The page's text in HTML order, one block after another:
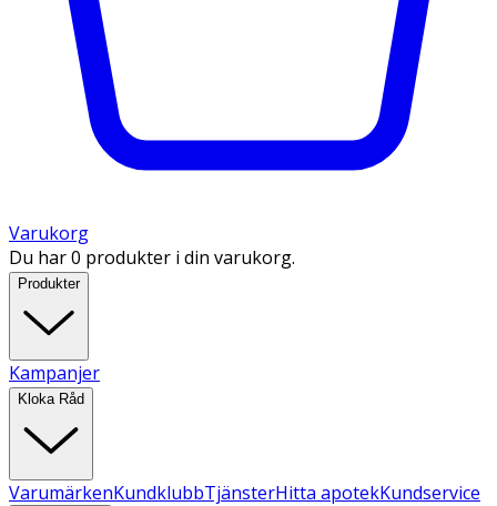
Varukorg
Du har 0 produkter i din varukorg.
Produkter
Kampanjer
Kloka Råd
VarumärkenKundklubbTjänsterHitta apotekKundservice